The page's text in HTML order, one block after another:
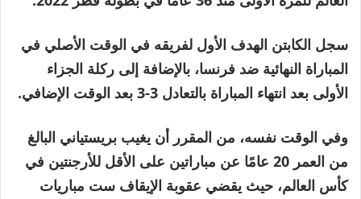
سجل الكابتن الهدف الأول لفريقه في الوقت الأصلي في
المباراة النهائية ضد فرنسا، بالإضافة إلى ركلة الجزاء
الأولى بعد انتهاء المباراة بالتعادل 3-3 بعد الوقت الإضافي.
وفي الوقت نفسه، من المقرر أن يغيب بريستياني البالغ
من العمر 20 عامًا عن مباراتين على الأقل للأرجنتين في
كأس العالم، حيث يقضي عقوبة الإيقاف ست مباريات